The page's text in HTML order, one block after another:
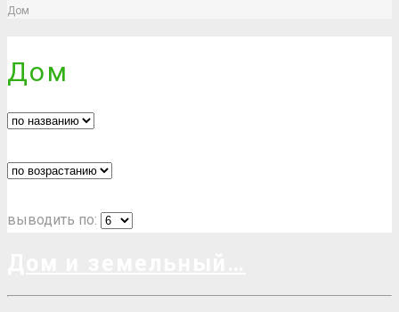
Дом
Дом
ыводить по: